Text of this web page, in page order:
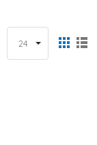
de zi, birou,
un aer de
colorate, cu
pentru un
lungi,
diverse:
Pentru birou se